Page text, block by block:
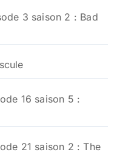
3 saison 2 : Bad
16 saison 5 :
21 saison 2 : The